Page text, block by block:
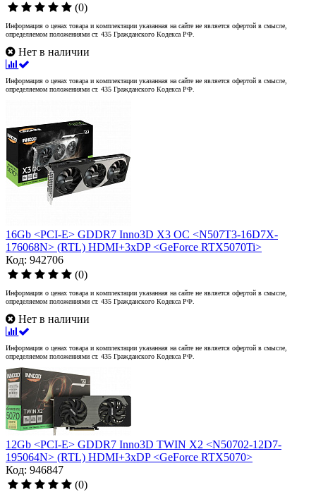
(0)
Информация о ценах товара и комплектации указанная на сайте не является офертой в смысле,
определяемом положениями ст. 435 Гражданского Кодекса РФ.
Нет в наличии
Информация о ценах товара и комплектации указанная на сайте не является офертой в смысле,
определяемом положениями ст. 435 Гражданского Кодекса РФ.
16Gb <PCI-E> GDDR7 Inno3D X3 OC <N507T3-16D7X-
176068N> (RTL) HDMI+3xDP <GeForce RTX5070Ti>
Код: 942706
(0)
Информация о ценах товара и комплектации указанная на сайте не является офертой в смысле,
определяемом положениями ст. 435 Гражданского Кодекса РФ.
Нет в наличии
Информация о ценах товара и комплектации указанная на сайте не является офертой в смысле,
определяемом положениями ст. 435 Гражданского Кодекса РФ.
12Gb <PCI-E> GDDR7 Inno3D TWIN X2 <N50702-12D7-
195064N> (RTL) HDMI+3xDP <GeForce RTX5070>
Код: 946847
(0)